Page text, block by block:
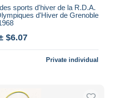
sports d'hiver de la R.D.A.
d'Hiver de Grenoble
$6.07
Private individual